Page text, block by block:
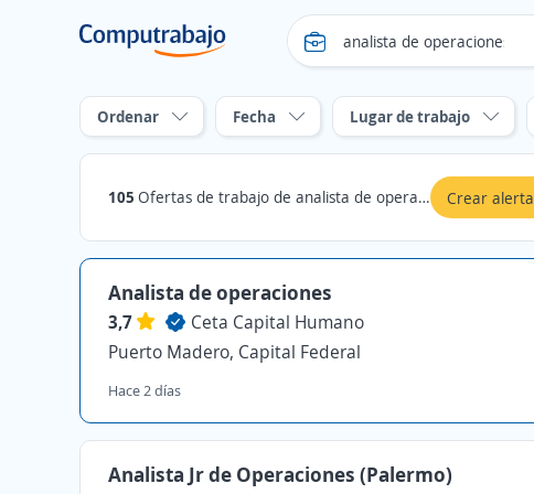
Ordenar Fecha Lugar de trabajo
105 Ofertas de trabajo de analista de operaciones en Capital Federal Crear alerta
Analista de operaciones
3,7
Ceta Capital Humano
Puerto Madero, Capital Federal
Hace 2 días
Analista Jr de Operaciones (Palermo)